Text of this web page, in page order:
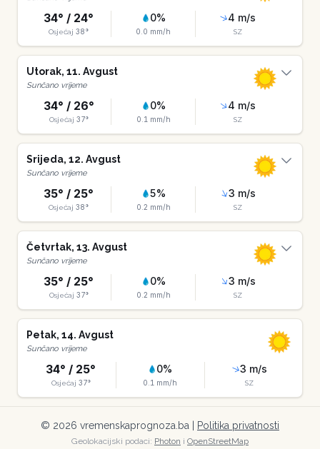
34° / 24°
Osjećaj 38°
0%
0.0 mm/h
4 m/s
SZ
Utorak, 11. Avgust
Sunčano vrijeme
34° / 26°
Osjećaj 37°
0%
0.1 mm/h
4 m/s
SZ
Srijeda, 12. Avgust
Sunčano vrijeme
35° / 25°
Osjećaj 38°
5%
0.2 mm/h
3 m/s
SZ
Četvrtak, 13. Avgust
Sunčano vrijeme
35° / 25°
Osjećaj 37°
0%
0.2 mm/h
3 m/s
SZ
Petak, 14. Avgust
Sunčano vrijeme
34° / 25°
Osjećaj 37°
0%
0.1 mm/h
3 m/s
SZ
© 2026 vremenskaprognoza.ba | Politika privatnosti
Geolokacijski podaci: Photon i OpenStreetMap